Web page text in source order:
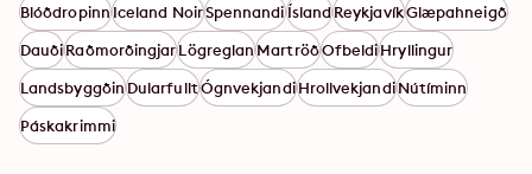
BlóðdropinnIceland NoirSpennandiÍslandReykjavíkGlæpahneigð
DauðiRaðmorðingjarLögreglanMartröðOfbeldiHryllingur
LandsbyggðinDularfulltÓgnvekjandiHrollvekjandiNútíminn
Páskakrimmi